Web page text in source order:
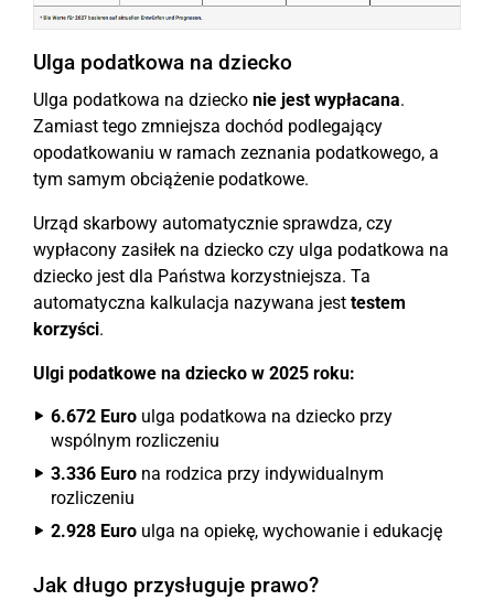
Ulga podatkowa na dziecko
Ulga podatkowa na dziecko nie jest wypłacana.
Zamiast tego zmniejsza dochód podlegający
opodatkowaniu w ramach zeznania podatkowego, a
tym samym obciążenie podatkowe.
Urząd skarbowy automatycznie sprawdza, czy
wypłacony zasiłek na dziecko czy ulga podatkowa na
dziecko jest dla Państwa korzystniejsza. Ta
automatyczna kalkulacja nazywana jest testem
korzyści.
Ulgi podatkowe na dziecko w 2025 roku:
6.672 Euro ulga podatkowa na dziecko przy
wspólnym rozliczeniu
3.336 Euro na rodzica przy indywidualnym
rozliczeniu
2.928 Euro ulga na opiekę, wychowanie i edukację
Jak długo przysługuje prawo?